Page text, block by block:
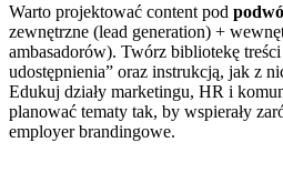
Warto projektować content pod
zewnętrzne (lead generation) +
ambasadorów). Twórz bibliotekę treści
udostępnienia” oraz instrukcją, jak z
Edukuj działy marketingu, HR i
planować tematy tak, by wspierały
employer brandingowe.